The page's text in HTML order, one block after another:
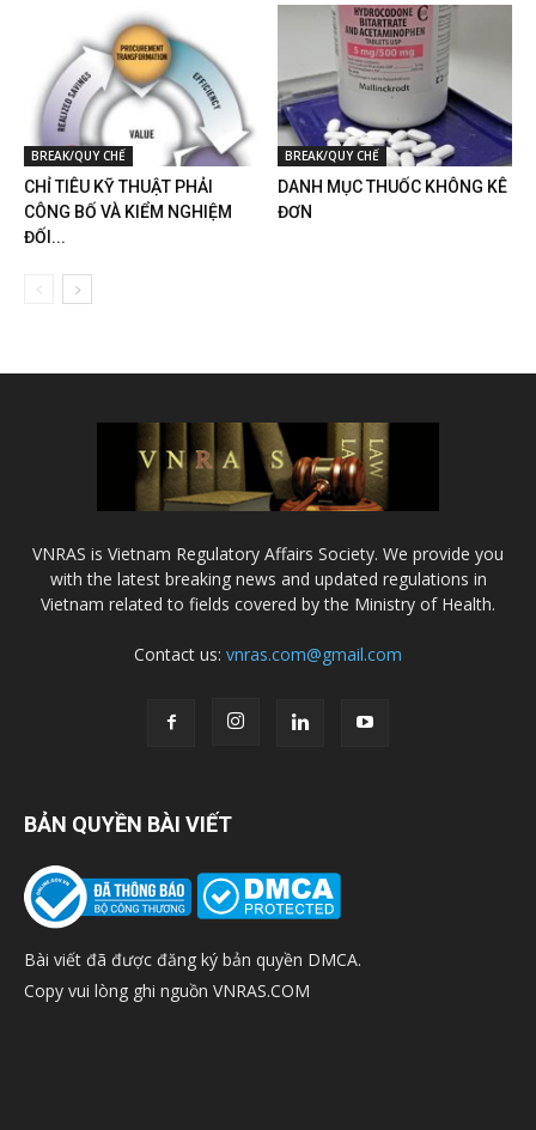
BREAK/QUY CHẾ
CHỈ TIÊU KỸ THUẬT PHẢI
CÔNG BỐ VÀ KIỂM NGHIỆM
ĐỐI...
BREAK/QUY CHẾ
DANH MỤC THUỐC KHÔNG KÊ
ĐƠN
VNRAS is Vietnam Regulatory Affairs Society. We provide you
with the latest breaking news and updated regulations in
Vietnam related to fields covered by the Ministry of Health.
Contact us: vnras.com@gmail.com
BẢN QUYỀN BÀI VIẾT
Bài viết đã được đăng ký bản quyền DMCA.
Copy vui lòng ghi nguồn VNRAS.COM